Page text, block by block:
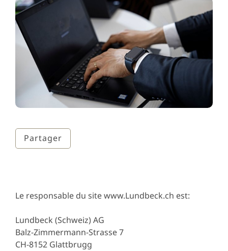
Partager
Le responsable du site www.Lundbeck.ch est:
Lundbeck (Schweiz) AG
Balz-Zimmermann-Strasse 7
CH-8152 Glattbrugg